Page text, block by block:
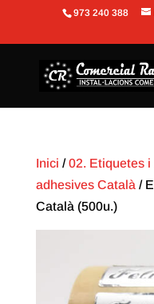
Obre la barra d'eines
973 240 388
Inici /02. Etiquetes
adhesives Català /
Català (500u.)